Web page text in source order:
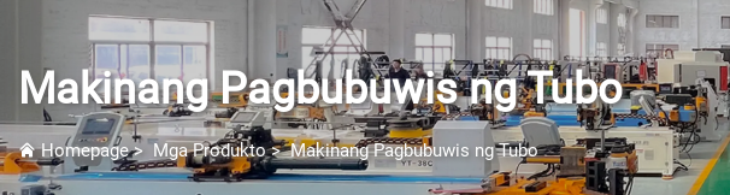
Makinang Pagbubuwis ng Tubo
Homepage>Mga Produkto>Makinang Pagbubuwis ng Tubo